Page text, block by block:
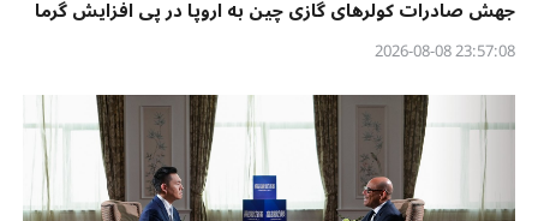
جهش صادرات کولرهای گازی چین به اروپا در پی افزایش گرما
23:57:08 2026-08-08